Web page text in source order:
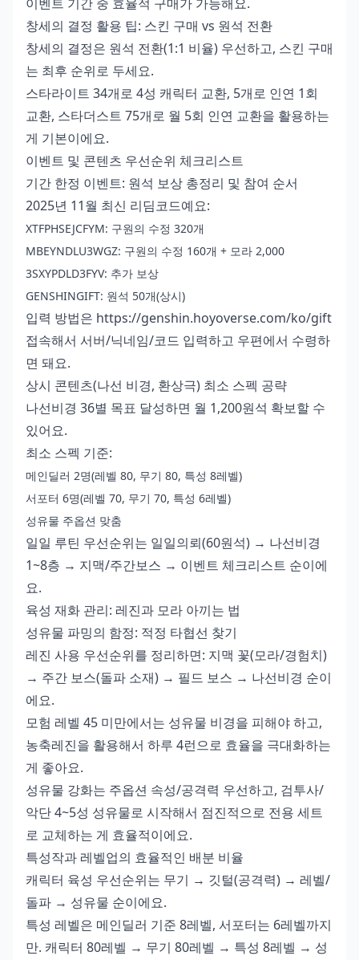
창세의 결정 활용 팁: 스킨 구매 vs 원석 전환
창세의 결정은 원석 전환(1:1 비율) 우선하고, 스킨 구매
는 최후 순위로 두세요.
스타라이트 34개로 4성 캐릭터 교환, 5개로 인연 1회
교환, 스타더스트 75개로 월 5회 인연 교환을 활용하는
게 기본이에요.
이벤트 및 콘텐츠 우선순위 체크리스트
기간 한정 이벤트: 원석 보상 총정리 및 참여 순서
2025년 11월 최신 리딤코드예요:
XTFPHSEJCFYM: 구원의 수정 320개
MBEYNDLU3WGZ: 구원의 수정 160개 + 모라 2,000
3SXYPDLD3FYV: 추가 보상
GENSHINGIFT: 원석 50개(상시)
입력 방법은 https://genshin.hoyoverse.com/ko/gift
접속해서 서버/닉네임/코드 입력하고 우편에서 수령하
면 돼요.
상시 콘텐츠(나선 비경, 환상극) 최소 스펙 공략
나선비경 36별 목표 달성하면 월 1,200원석 확보할 수
있어요.
최소 스펙 기준:
메인딜러 2명(레벨 80, 무기 80, 특성 8레벨)
서포터 6명(레벨 70, 무기 70, 특성 6레벨)
성유물 주옵션 맞춤
일일 루틴 우선순위는 일일의뢰(60원석) → 나선비경
1~8층 → 지맥/주간보스 → 이벤트 체크리스트 순이에
요.
육성 재화 관리: 레진과 모라 아끼는 법
성유물 파밍의 함정: 적정 타협선 찾기
레진 사용 우선순위를 정리하면: 지맥 꽃(모라/경험치)
→ 주간 보스(돌파 소재) → 필드 보스 → 나선비경 순이
에요.
모험 레벨 45 미만에서는 성유물 비경을 피해야 하고,
농축레진을 활용해서 하루 4런으로 효율을 극대화하는
게 좋아요.
성유물 강화는 주옵션 속성/공격력 우선하고, 검투사/
악단 4~5성 성유물로 시작해서 점진적으로 전용 세트
로 교체하는 게 효율적이에요.
특성작과 레벨업의 효율적인 배분 비율
캐릭터 육성 우선순위는 무기 → 깃털(공격력) → 레벨/
돌파 → 성유물 순이에요.
특성 레벨은 메인딜러 기준 8레벨, 서포터는 6레벨까지
만. 캐릭터 80레벨 → 무기 80레벨 → 특성 8레벨 → 성